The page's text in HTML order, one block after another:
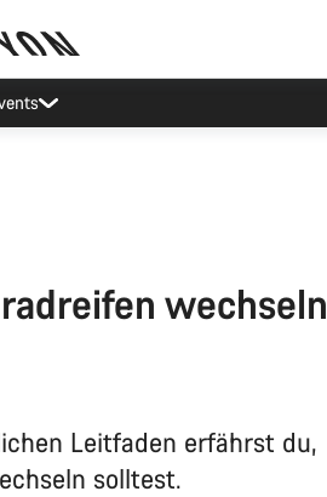
wechseln
Leitfaden erfährst du,
solltest.